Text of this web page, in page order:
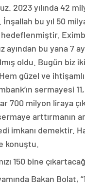
2023 yılında 42
bu yıl 50
ayından bu yana 7
oldu. Bugün biz
güzel ve
sermayesi
700 milyon liraya
arttırmanın
imkanı demektir.
konuştu.
150 bine
Bakan Bolat,